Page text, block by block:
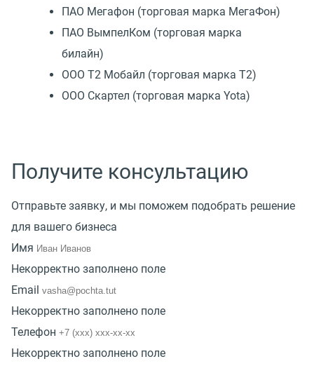
ПАО Мегафон (торговая марка МегаФон)
ПАО ВымпелКом (торговая марка
билайн)
ООО Т2 Мобайл (торговая марка Т2)
ООО Скартел (торговая марка Yota)
Получите консультацию
Отправьте заявку, и мы поможем подобрать решение
для вашего бизнеса
Имя
Некорректно заполнено поле
Email
Некорректно заполнено поле
Телефон
Некорректно заполнено поле